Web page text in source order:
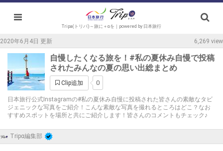
Tripa(トリパ)～旅に＋αを｜powered by 日本旅行
2020年6月4日 更新 6,269 view
自慢したくなる旅を！#私の夏休み自慢で投稿
されたみんなの夏の思い出総まとめ
Clip追加 0
日本旅行公式Instagramの#私の夏休み自慢に投稿された皆さんの素敵なタビ
ジェニックな写真をご紹介！こんな素敵な写真を撮れるところはどこ？なお
すすめスポットを場所と共にご紹介します！皆さんのコメントもチェック♪
Tripα編集部